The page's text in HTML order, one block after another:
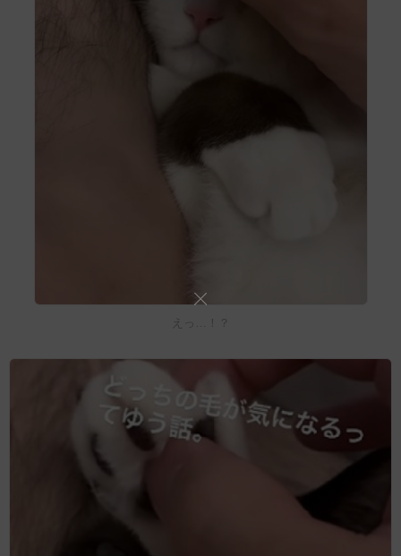
えっ…！？